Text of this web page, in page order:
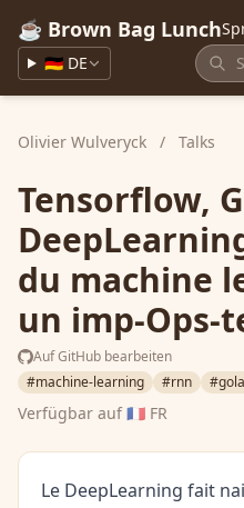
☕ Brown Bag Lunch
🇩🇪 DE
Olivier Wulveryck / Talks
Tensorflow,
du machine
un imp-Ops-
Auf GitHub bearbeiten
#machine-learning
#rnn
Verfügbar auf🇫🇷 FR
Le DeepLearning fait